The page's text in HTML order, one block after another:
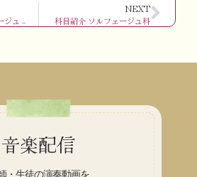
ジュ –
NEXT
科目紹介 ソルフェージュ科
音楽配信
・生徒の演奏動画を